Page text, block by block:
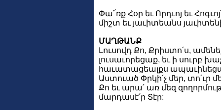
Փա՜ռք Հօր եւ Որդւոյ եւ
միշտ եւ յաւիտեանս
ՄԱՂԹԱՆՔ
Լուսովդ Քո, Քրիստո՛ս,
լուսաւորեցաք, եւ ի սուրբ
հաւատացեալքս
Աստուած Փրկի՛չ մեր, տո՛ւր
Քո եւ արա՛ առ մեզ
մարդասէ՛ր Տէր: